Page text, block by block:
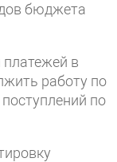
бюджета
в
работу по
по